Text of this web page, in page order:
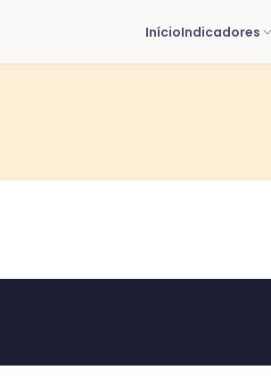
InícioIndicadores